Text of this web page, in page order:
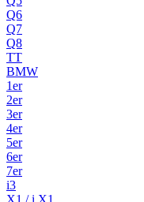
Q6
Q7
Q8
TT
BMW
1er
2er
3er
4er
5er
6er
7er
i3
X1 / i X1